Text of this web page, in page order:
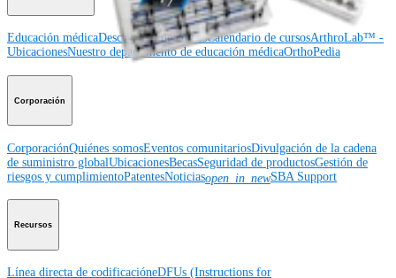
Educación médicaDescripción de cursosCalendario de cursosArthroLab™ -
UbicacionesNuestro departamento de educación médicaOrthoPedia
Corporación
CorporaciónQuiénes somosEventos comunitariosDivulgación de la cadena
de suministro globalUbicacionesBecasSeguridad de productosGestión de
riesgos y cumplimientoPatentesNoticiasopen_in_newSBA Support
Recursos
Línea directa de codificacióneDFUs (Instructions for